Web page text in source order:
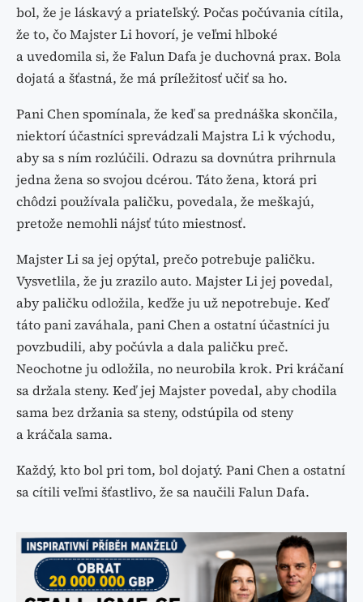
bol, že je láskavý a priateľský. Počas počúvania cítila,
že to, čo Majster Li hovorí, je veľmi hlboké
a uvedomila si, že Falun Dafa je duchovná prax. Bola
dojatá a šťastná, že má príležitosť učiť sa ho.
Pani Chen spomínala, že keď sa prednáška skončila,
niektorí účastníci sprevádzali Majstra Li k východu,
aby sa s ním rozlúčili. Odrazu sa dovnútra prihrnula
jedna žena so svojou dcérou. Táto žena, ktorá pri
chôdzi používala paličku, povedala, že meškajú,
pretože nemohli nájsť túto miestnosť.
Majster Li sa jej opýtal, prečo potrebuje paličku.
Vysvetlila, že ju zrazilo auto. Majster Li jej povedal,
aby paličku odložila, keďže ju už nepotrebuje. Keď
táto pani zaváhala, pani Chen a ostatní účastníci ju
povzbudili, aby počúvla a dala paličku preč.
Neochotne ju odložila, no neurobila krok. Pri kráčaní
sa držala steny. Keď jej Majster povedal, aby chodila
sama bez držania sa steny, odstúpila od steny
a kráčala sama.
Každý, kto bol pri tom, bol dojatý. Pani Chen a ostatní
sa cítili veľmi šťastlivo, že sa naučili Falun Dafa.